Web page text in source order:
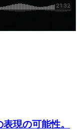
現の可能性。